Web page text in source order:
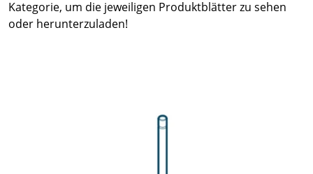
Kategorie, um die jeweiligen Produktblätter zu sehen
oder herunterzuladen!